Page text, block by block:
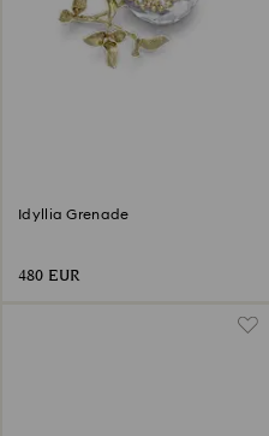
Idyllia Grenade
480 EUR